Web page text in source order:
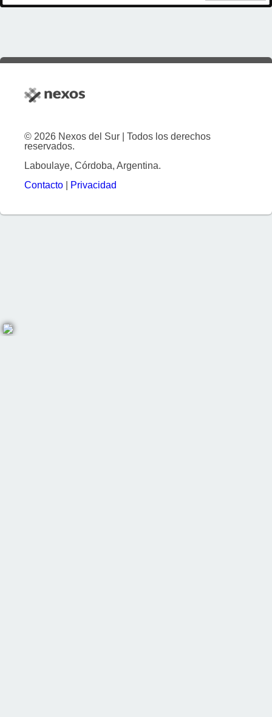
© 2026 Nexos del Sur | Todos los derechos
reservados.
Laboulaye, Córdoba, Argentina.
Contacto
Privacidad